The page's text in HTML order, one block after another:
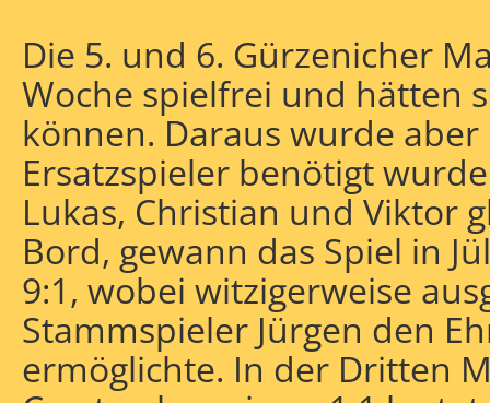
Die 5. und 6. Gürzenicher
Woche spielfrei und hätten
können. Daraus wurde
Ersatzspieler benötigt
Lukas, Christian und Viktor
Bord, gewann das Spiel in
9:1, wobei witzigerweise
Stammspieler Jürgen den
ermöglichte. In der Dritten